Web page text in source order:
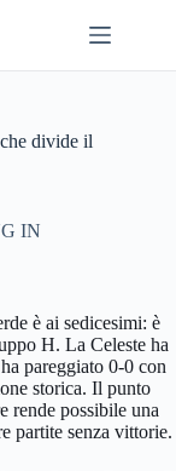
divide il
IN
è ai sedicesimi: è
H. La Celeste ha
pareggiato 0-0 con
storica. Il punto
rende possibile una
partite senza vittorie.